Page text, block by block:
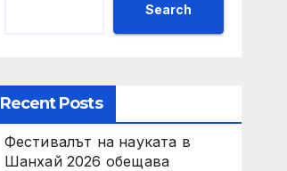
Search
Recent Posts
Фестивалът на науката в
Шанхай 2026 обещава